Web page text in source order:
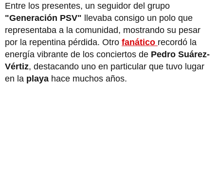
Entre los presentes, un seguidor del grupo
"Generación PSV" llevaba consigo un polo que
representaba a la comunidad, mostrando su pesar
por la repentina pérdida. Otro fanático recordó la
energía vibrante de los conciertos de Pedro Suárez-
Vértiz, destacando uno en particular que tuvo lugar
en la playa hace muchos años.